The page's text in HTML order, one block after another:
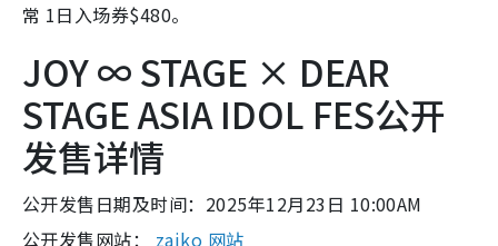
常 1日入场券$480。
JOY ∞ STAGE × DEAR
STAGE ASIA IDOL FES公开
发售详情
公开发售日期及时间：2025年12月23日 10:00AM
公开发售网站： zaiko 网站